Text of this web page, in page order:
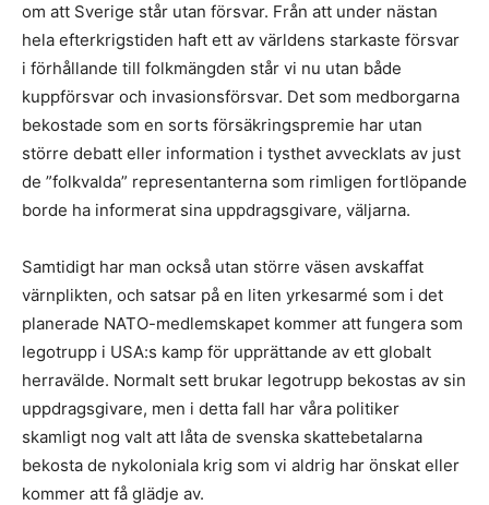
om att Sverige står utan försvar. Från att under nästan
hela efterkrigstiden haft ett av världens starkaste försvar
i förhållande till folkmängden står vi nu utan både
kuppförsvar och invasionsförsvar. Det som medborgarna
bekostade som en sorts försäkringspremie har utan
större debatt eller information i tysthet avvecklats av just
de ”folkvalda” representanterna som rimligen fortlöpande
borde ha informerat sina uppdragsgivare, väljarna.
Samtidigt har man också utan större väsen avskaffat
värnplikten, och satsar på en liten yrkesarmé som i det
planerade NATO-medlemskapet kommer att fungera som
legotrupp i USA:s kamp för upprättande av ett globalt
herravälde. Normalt sett brukar legotrupp bekostas av sin
uppdragsgivare, men i detta fall har våra politiker
skamligt nog valt att låta de svenska skattebetalarna
bekosta de nykoloniala krig som vi aldrig har önskat eller
kommer att få glädje av.